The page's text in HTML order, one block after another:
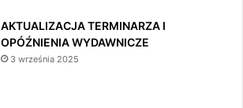
AKTUALIZACJA TERMINARZA I
OPÓŹNIENIA WYDAWNICZE
3 września 2025